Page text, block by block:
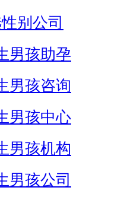
别公司
男孩助孕
男孩咨询
男孩中心
男孩机构
男孩公司